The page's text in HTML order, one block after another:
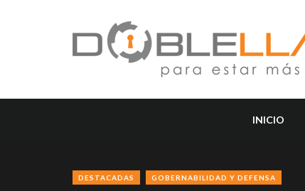
INICIO
DESTACADAS GOBERNABILIDAD Y DEFENSA